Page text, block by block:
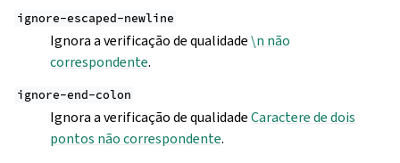
ignore-escaped-newline
Ignora a verificação de qualidade\n não
correspondente.
ignore-end-colon
Ignora a verificação de qualidadeCaractere de dois
pontos não correspondente.